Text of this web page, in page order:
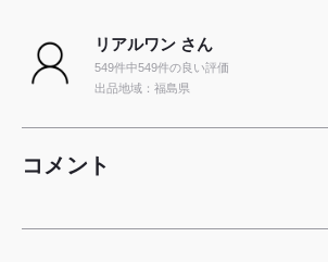
リアルワン さん
549件中549件の良い評価
出品地域：福島県
コメント